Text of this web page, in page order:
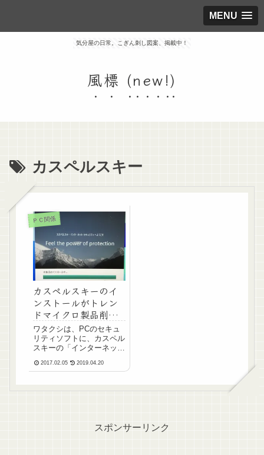
MENU
気分屋の日常。こぎん刺し図案、掲載中！
風標 (new!)
カスペルスキー
ＰＣ関係
カスペルスキーのイ
ンストールがトレン
ドマイクロ製品削除
でループする件
ワタクシは、PCのセキュ
リティソフトに、カスペル
スキーの「インターネッ
してます。昨日のPCリカ
2017.02.05 2019.04.20
スポンサーリンク